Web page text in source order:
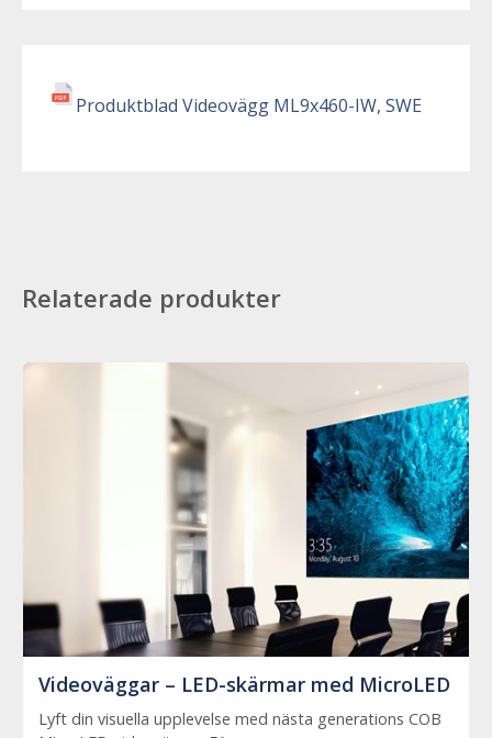
Produktblad Videovägg ML9x460-IW, SWE
Relaterade produkter
Videoväggar – LED-skärmar med MicroLED
Lyft din visuella upplevelse med nästa generations COB